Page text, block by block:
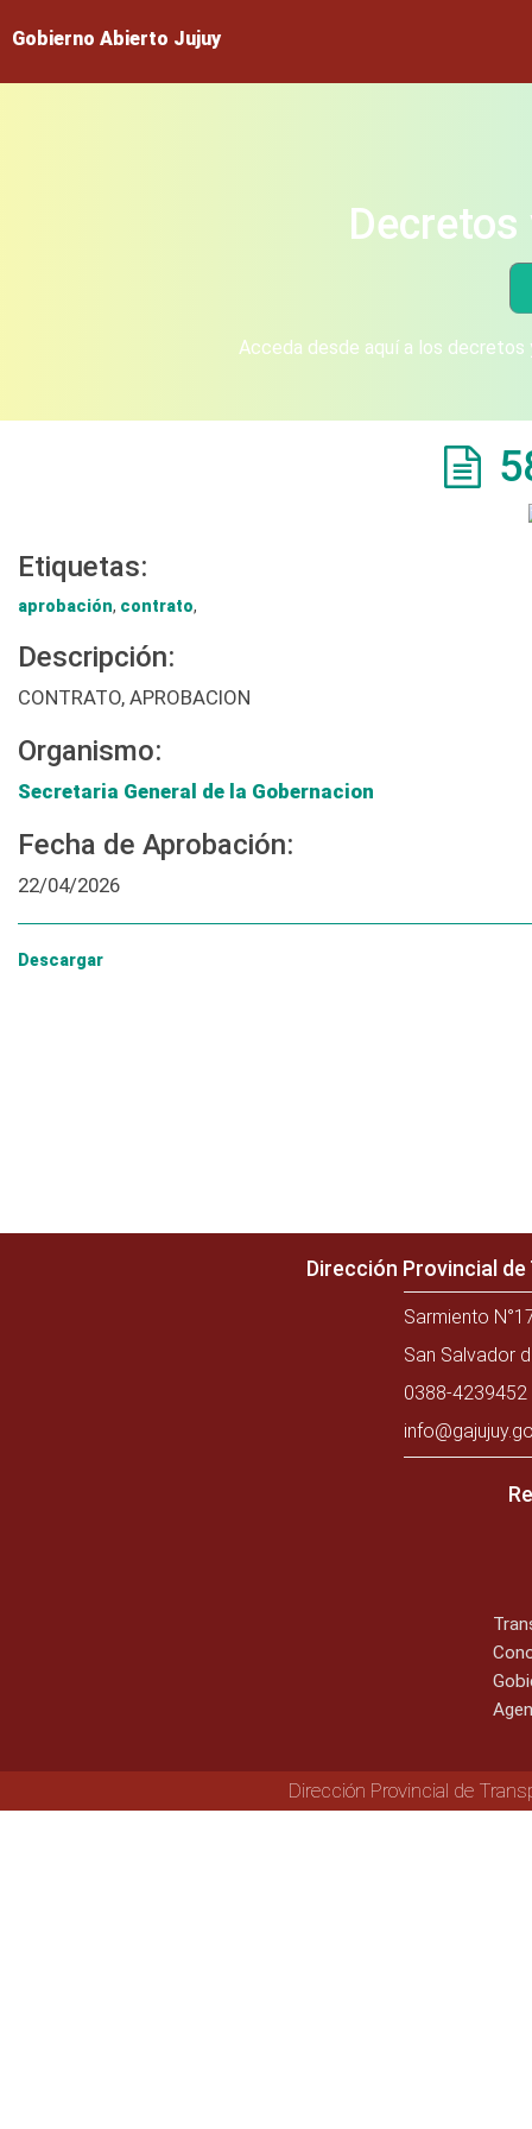
Gobierno Abierto Jujuy
Acceda desde aquí a los
Etiquetas:
aprobación, contrato,
Descripción:
CONTRATO, APROBACION
Organismo:
Secretaria General de la Gobernacion
Fecha de Aprobación:
22/04/2026
Descargar
Dirección Provincial
Sarmiento
San Salvador
0388-
Dirección Provincial de